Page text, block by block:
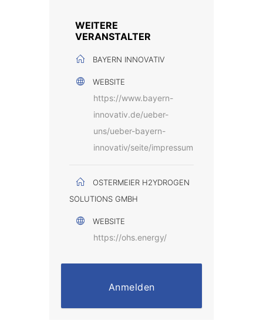
WEITERE
VERANSTALTER
BAYERN INNOVATIV
WEBSITE
https://www.bayern-
innovativ.de/ueber-
uns/ueber-bayern-
innovativ/seite/impressum
OSTERMEIER H2YDROGEN
SOLUTIONS GMBH
WEBSITE
https://ohs.energy/
Anmelden